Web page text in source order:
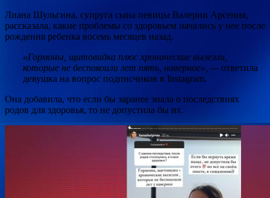
Лиана Шульгина, супруга сына певицы Валерии Арсения,
рассказала, какие проблемы со здоровьем начались у нее после
рождения ребенка восемь месяцев назад.
«Гормоны, щитовидка плюс хронические вылезли,
которые не беспокоили лет пять, наверное», —ответила
девушка на вопрос подписчиков в Instagram.
Она добавила, что если бы заранее знала о последствиях
родов для здоровья, то не допустила бы их.